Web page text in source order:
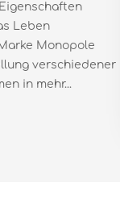
Leben
Monopole
verschiedener
in mehr...